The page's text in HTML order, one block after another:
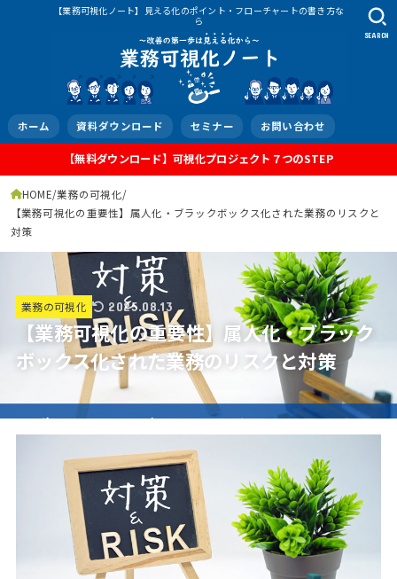
【業務可視化ノート】見える化のポイント・フローチャートの書き方な
ら
ホーム 資料ダウンロード セミナー お問い合わせ
SEARCH
【無料ダウンロード】可視化プロジェクト７つのSTEP
HOME 業務の可視化
【業務可視化の重要性】属人化・ブラックボックス化された業務のリスクと
対策
業務の可視化 2025.08.13
【業務可視化の重要性】属人化・ブラック
ボックス化された業務のリスクと対策